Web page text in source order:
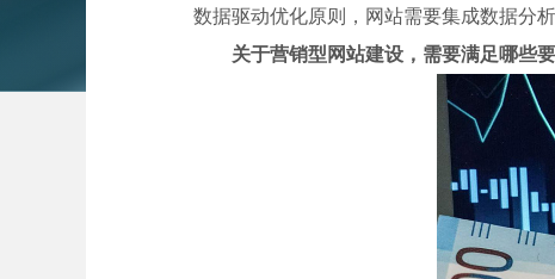
数据驱动优化原则，网站需要集成数据分
关于营销型网站建设，需要满足哪些